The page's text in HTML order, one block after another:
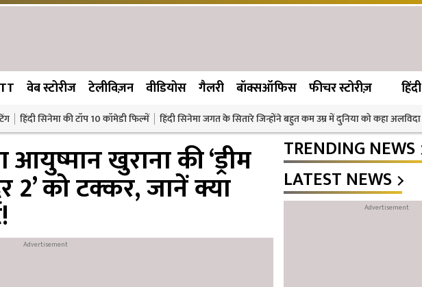
वेब स्टोरीज टेलीविज़न वीडियोस गैलरी बॉक्सऑफिस फीचर स्टोरीज़ हिंदी
हिंदी सिनेमा की टॉप 10 कॉमेडी फिल्में हिंदी सिनेमा जगत के सितारे जिन्होंने बहुत कम उम्र में दुनिया को कहा अलविदा
खुराना की ‘ड्रीम
2’ को टक्कर, जानें क्या
TRENDING NEWS
LATEST NEWS